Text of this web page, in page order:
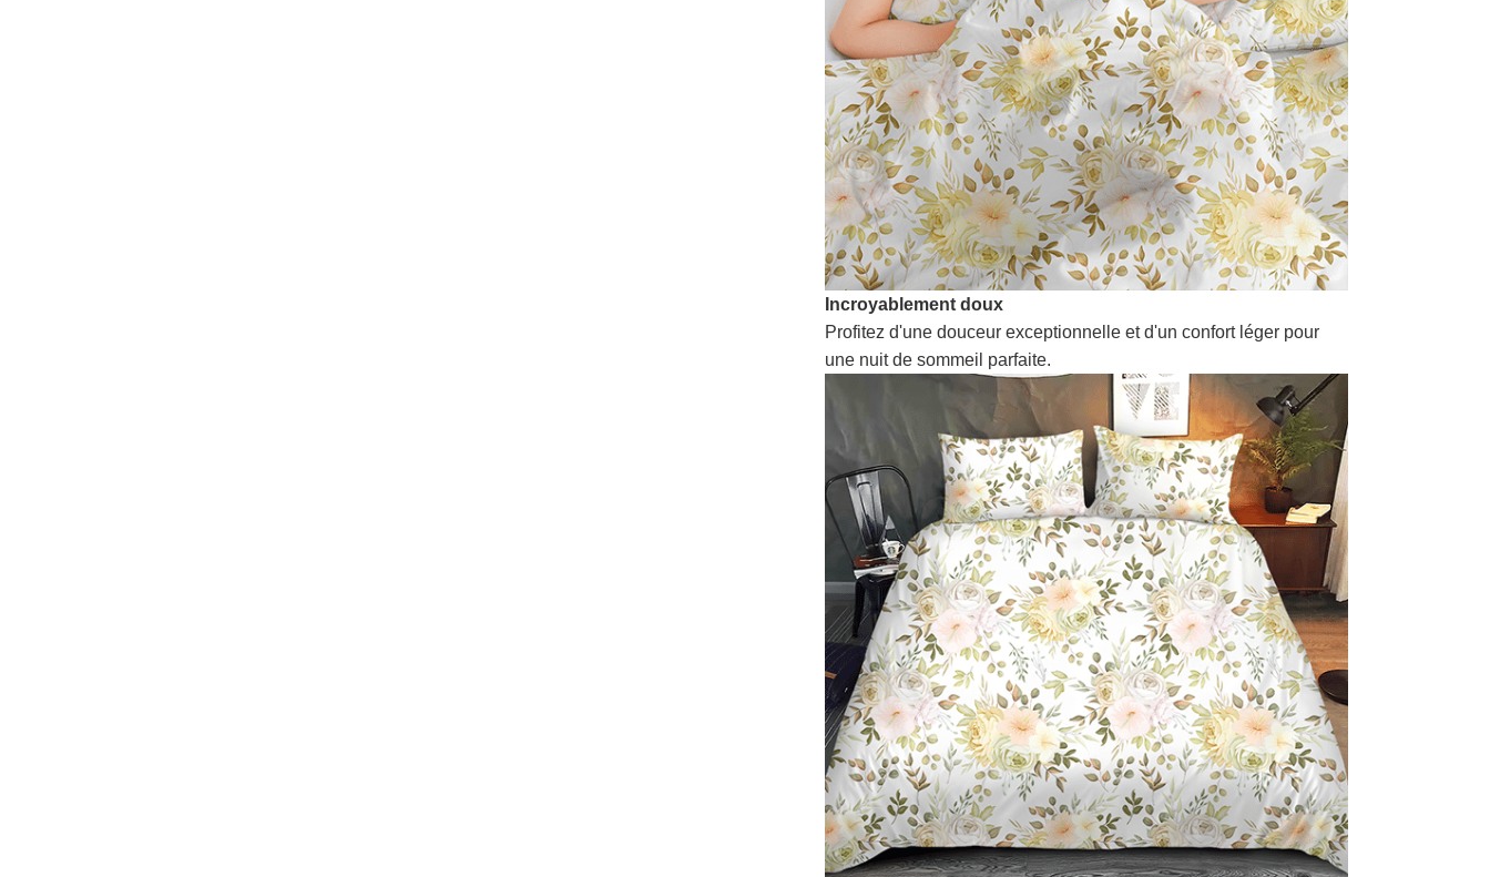
Incroyablement doux
Profitez d'une douceur exceptionnelle et d'un confort léger pour
une nuit de sommeil parfaite.